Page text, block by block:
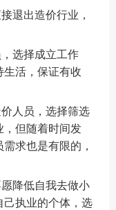
退出造价行业，
选择成立工作
生活，保证有收
人员，选择筛选
，但随着时间发
求也是有限的，
降低自我去做小
己执业的个体，选